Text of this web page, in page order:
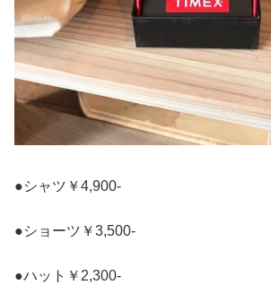
●シャツ￥4,900-
●ショーツ￥3,500-
●ハット￥2,300-